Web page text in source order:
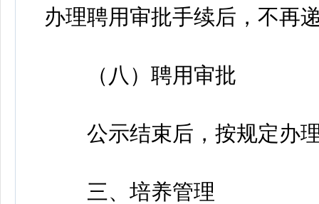
办理聘用审批手续后，不再
（八）聘用审批
公示结束后，按规定办
三、培养管理